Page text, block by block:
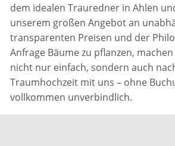
dem idealen Trauredner in Ahlen
unserem großen Angebot an
transparenten Preisen und der
Anfrage Bäume zu pflanzen,
nicht nur einfach, sondern auch
Traumhochzeit mit uns – ohne
vollkommen unverbindlich.